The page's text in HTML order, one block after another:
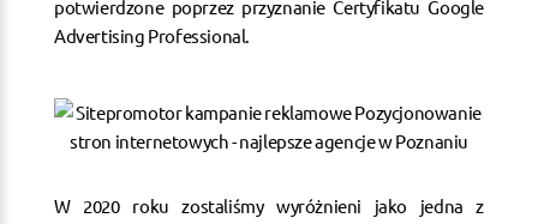
potwierdzone poprzez przyznanie Certyfikatu Google
Advertising Professional.
W 2020 roku zostaliśmy wyróżnieni jako jedna z